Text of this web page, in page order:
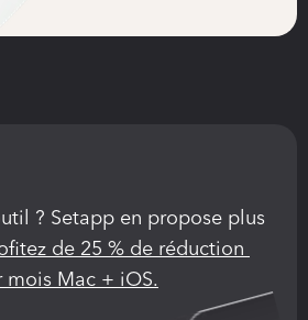
? Setapp en propose plus
de 25 % de réduction
mois Mac + iOS.